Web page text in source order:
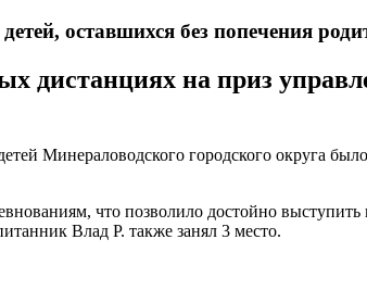
оставшихся без попечения
дистанциях на приз
Минераловодского городского округа
что позволило достойно выступить
Влад Р. также занял 3 место.